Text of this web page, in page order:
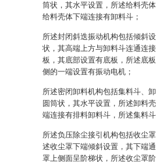
筒状，其水平设置，所述给料壳
给料壳体下端连接有卸料斗；
所述封闭斜迭振动机构包括倾斜
状，其高端上方与卸料斗连通连
板，其底部设置有底板，所述底
侧的一端设置有振动电机；
所述密闭卸料机构包括集料斗、
圆筒状，其水平设置，所述卸料
端连接有排料卸料斗，所述集料
所述负压除尘接引机构包括收尘
述收尘罩下端倾斜设置，其下端
罩上侧面呈阶梯状，所述收尘罩